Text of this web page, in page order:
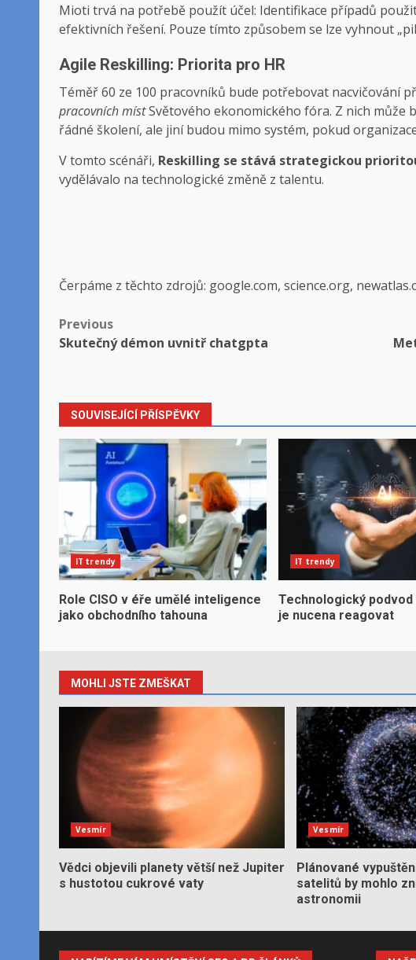
Mioti trvá na potřebě použít účel: Identifikace případů
efektivních řešení. Pouze tímto způsobem se lze vyhnout
Agile Reskilling: Priorita pro HR
Téměř 60 ze 100 pracovníků bude potřebovat nacvičování
pracovních místSvětového ekonomického fóra. Z nich může
řádné školení, ale jiní budou mimo systém, pokud
V tomto scénáři, Reskilling se stává strategickou
vydělávalo na technologické změně z talentu.
Čerpáme z těchto zdrojů: google.com, science.org,
Post
navigation
Previous
Skutečný démon uvnitř chatgpta
SOUVISEJÍCÍ PŘÍSPĚVKY
IT trendy
Role CISO v éře umělé inteligence
jako obchodního tahouna
IT trendy
Technologický podvod
je nucena reagovat
MOHLI JSTE ZMEŠKAT
Vesmír
Vědci objevili planety větší než Jupiter
s hustotou cukrové vaty
Vesmír
Plánované
satelitů by mohlo
astronomii